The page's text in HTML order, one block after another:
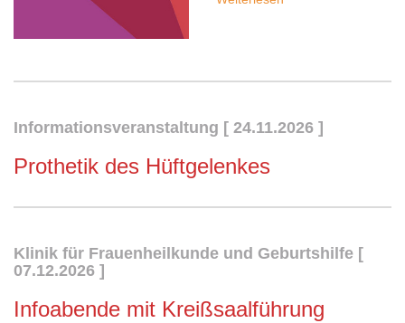
Informationsveranstaltung [ 24.11.2026 ]
Prothetik des Hüftgelenkes
Klinik für Frauenheilkunde und Geburtshilfe [
07.12.2026 ]
Infoabende mit Kreißsaalführung